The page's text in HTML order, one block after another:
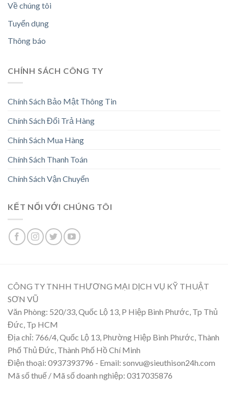
Về chúng tôi
Tuyển dụng
Thông báo
CHÍNH SÁCH CÔNG TY
Chính Sách Bảo Mật Thông Tin
Chính Sách Đổi Trả Hàng
Chính Sách Mua Hàng
Chính Sách Thanh Toán
Chính Sách Vận Chuyển
KẾT NỐI VỚI CHÚNG TÔI
CÔNG TY TNHH THƯƠNG MẠI DỊCH VỤ KỸ THUẬT
SƠN VŨ
Văn Phòng: 520/33, Quốc Lộ 13, P Hiệp Bình Phước, Tp Thủ
Đức, Tp HCM
Địa chỉ: 766/4, Quốc Lộ 13, Phường Hiệp Bình Phước, Thành
Phố Thủ Đức, Thành Phố Hồ Chí Minh
Điện thoại: 0937393796 - Email: sonvu@sieuthison24h.com
Mã số thuế / Mã số doanh nghiệp: 0317035876